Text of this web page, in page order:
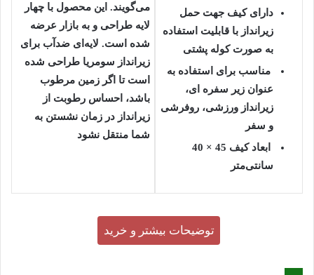
دارای کیف جهت حمل
زیرانداز با قابلیت استفاده
به صورت کوله پشتی
مناسب برای استفاده به
عنوان زیر سفره ای،
زیرانداز ورزشی، روفرشی
و سفر
ابعاد کیف 45 × 40
سانتی‌متر
می‌گویند. این محصول با چهار
لایه طراحی و به بازار عرضه
شده است. لایه‌ای ضدآب برای
زیرانداز سومریا طراحی شده
است تا اگر زمین مرطوب
باشد، احساس رطوبت از
زیرانداز در زمان نشستن به
شما منتقل نشود
توضیحات بیشتر و خرید